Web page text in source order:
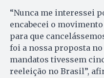
“Nunca me interessei
encabecei o
para que
foi a nossa proposta
mandatos tivessem
reeleição no Brasil”,